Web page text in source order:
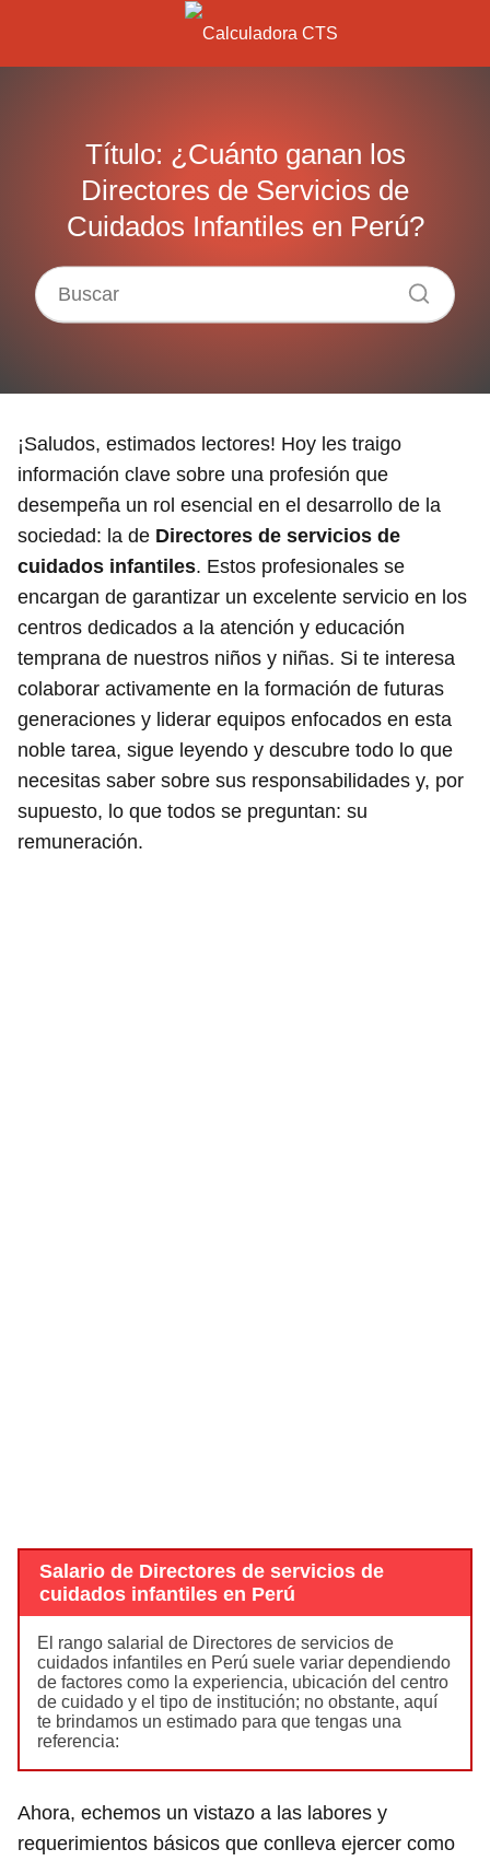
Título: ¿Cuánto ganan los
Directores de Servicios de
Cuidados Infantiles en Perú?
¡Saludos, estimados lectores! Hoy les traigo
información clave sobre una profesión que
desempeña un rol esencial en el desarrollo de la
sociedad: la de Directores de servicios de
cuidados infantiles. Estos profesionales se
encargan de garantizar un excelente servicio en los
centros dedicados a la atención y educación
temprana de nuestros niños y niñas. Si te interesa
colaborar activamente en la formación de futuras
generaciones y liderar equipos enfocados en esta
noble tarea, sigue leyendo y descubre todo lo que
necesitas saber sobre sus responsabilidades y, por
supuesto, lo que todos se preguntan: su
remuneración.
Salario de Directores de servicios de
cuidados infantiles en Perú
El rango salarial de Directores de servicios de
cuidados infantiles en Perú suele variar dependiendo
de factores como la experiencia, ubicación del centro
de cuidado y el tipo de institución; no obstante, aquí
te brindamos un estimado para que tengas una
referencia:
Ahora, echemos un vistazo a las labores y
requerimientos básicos que conlleva ejercer como